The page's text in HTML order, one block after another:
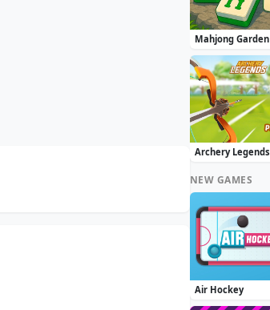
Mahjong Garden
Archery Legends
NEW GAMES
Air Hockey